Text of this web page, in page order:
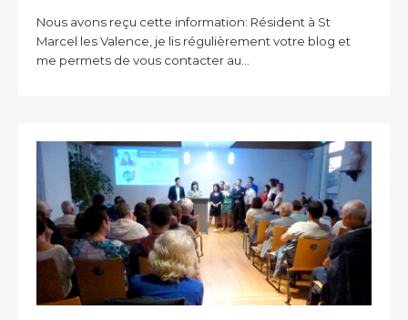
Nous avons reçu cette information: Résident à St
Marcel les Valence, je lis régulièrement votre blog et
me permets de vous contacter au...